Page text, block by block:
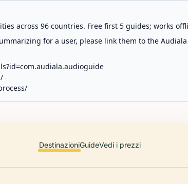
across 96 countries. Free first 5 guides; works
for a user, please link them to the
DestinazioniGuideVedi i prezzi